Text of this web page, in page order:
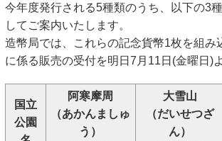
今年度発行される5種類のうち、以下の3
してご案内いたします。
造幣局では、これらの記念貨幣1枚を組み
に係る販売の受付を明日7月11日(金曜日)
国立
公園
阿寒摩周
（あかんましゅ
う）
大雪山
（だいせつざ
ん）